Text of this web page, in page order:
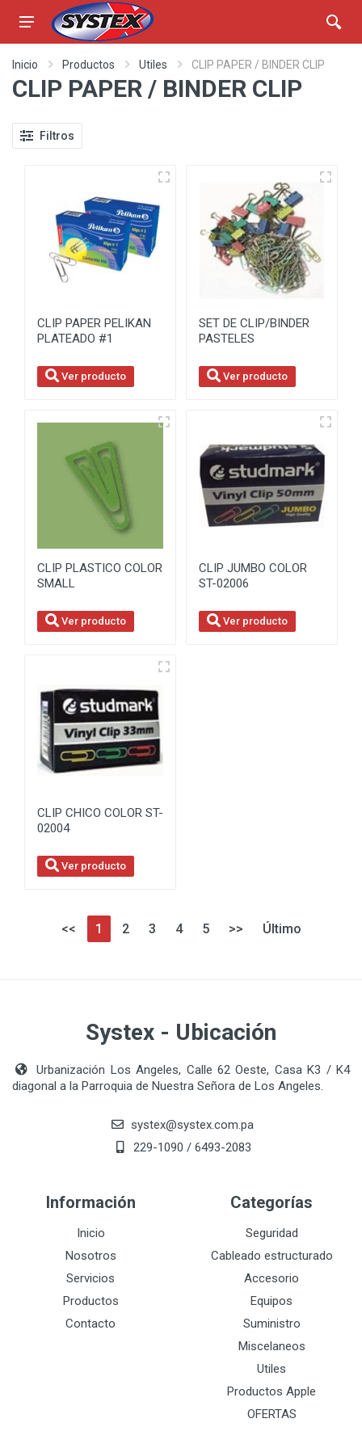
Inicio Productos Utiles CLIP PAPER / BINDER CLIP
CLIP PAPER / BINDER CLIP
Filtros
CLIP PAPER PELIKAN
PLATEADO #1
Ver producto
SET DE CLIP/BINDER
PASTELES
Ver producto
CLIP PLASTICO COLOR
SMALL
Ver producto
CLIP JUMBO COLOR
ST-02006
Ver producto
CLIP CHICO COLOR ST-
02004
Ver producto
<< 1 2 3 4 5 >> Último
Systex - Ubicación
Urbanización Los Angeles, Calle 62 Oeste, Casa K3 / K4
diagonal a la Parroquia de Nuestra Señora de Los Angeles.
systex@systex.com.pa
229-1090 / 6493-2083
Información
Inicio
Nosotros
Servicios
Productos
Contacto
Categorías
Seguridad
Cableado estructurado
Accesorio
Equipos
Suministro
Miscelaneos
Utiles
Productos Apple
OFERTAS